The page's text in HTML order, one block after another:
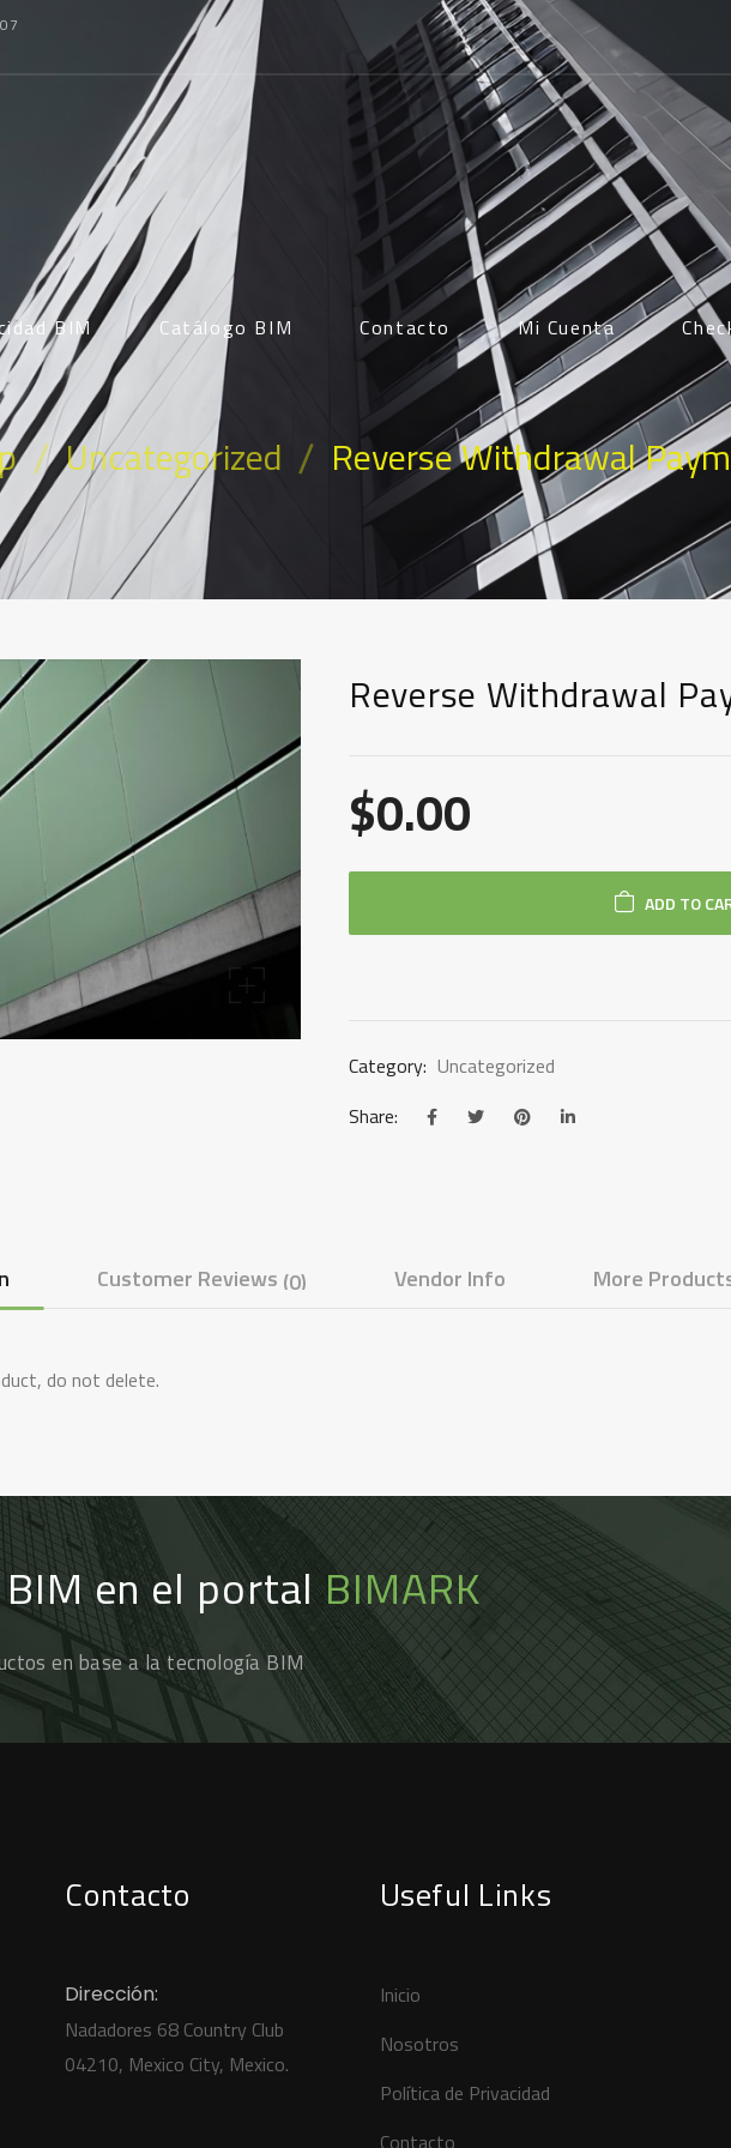
BIM Catálogo BIM Contacto Mi Cuenta
/ Uncategorized / Reverse Withdrawal
Reverse Withdrawal
$0.00
ADD TO
Category: Uncategorized
Share:
Customer Reviews (0) Vendor Info More
do not delete.
en el portalBIMARK
en base a la tecnología BIM
Contacto
Dirección:
Nadadores 68 Country Club
04210, Mexico City, Mexico.
Useful Links
Inicio
Nosotros
Política de Privacidad
Contacto